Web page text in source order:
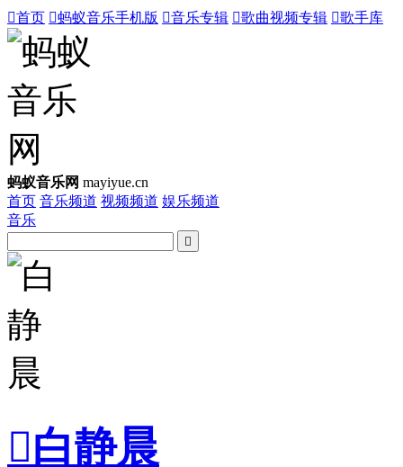
首页 蚂蚁音乐手机版 音乐专辑 歌曲视频专辑 歌手库
蚂蚁音乐网 mayiyue.cn
首页 音乐频道 视频频道 娱乐频道
音乐

白静晨